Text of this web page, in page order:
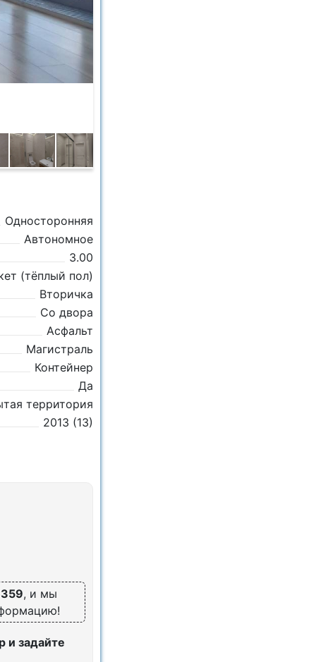
Односторонняя
Автономное
3.00
(тёплый пол)
Вторичка
Со двора
Асфальт
Магистраль
Контейнер
Да
территория
2013 (13)
, и мы
и задайте